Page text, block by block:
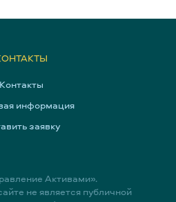
Контакты
информация
заявку
Активами».
не является публичной